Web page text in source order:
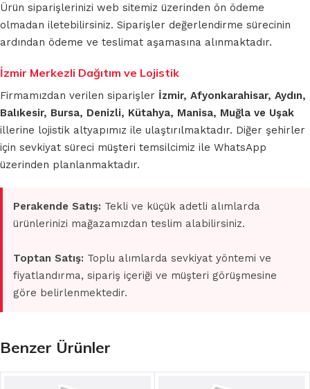
Ürün siparişlerinizi web sitemiz üzerinden ön ödeme
olmadan iletebilirsiniz. Siparişler değerlendirme sürecinin
ardından ödeme ve teslimat aşamasına alınmaktadır.
İzmir Merkezli Dağıtım ve Lojistik
Firmamızdan verilen siparişler İzmir, Afyonkarahisar, Aydın,
Balıkesir, Bursa, Denizli, Kütahya, Manisa, Muğla ve Uşak
illerine lojistik altyapımız ile ulaştırılmaktadır. Diğer şehirler
için sevkiyat süreci müşteri temsilcimiz ile WhatsApp
üzerinden planlanmaktadır.
Perakende Satış: Tekli ve küçük adetli alımlarda
ürünlerinizi mağazamızdan teslim alabilirsiniz.
Toptan Satış: Toplu alımlarda sevkiyat yöntemi ve
fiyatlandırma, sipariş içeriği ve müşteri görüşmesine
göre belirlenmektedir.
Benzer Ürünler